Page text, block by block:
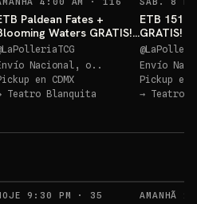
Paldean Fates +
Waters GRATIS!
YA
LaPolleriaTCG
Nacional, o..
en CDMX
Teatro Blanquita
ETB 151
GRATIS!
@
Envío
Pickup en
→ Teatro
9:30 PM · 35 RECORDATORIOS
AMANHÃ